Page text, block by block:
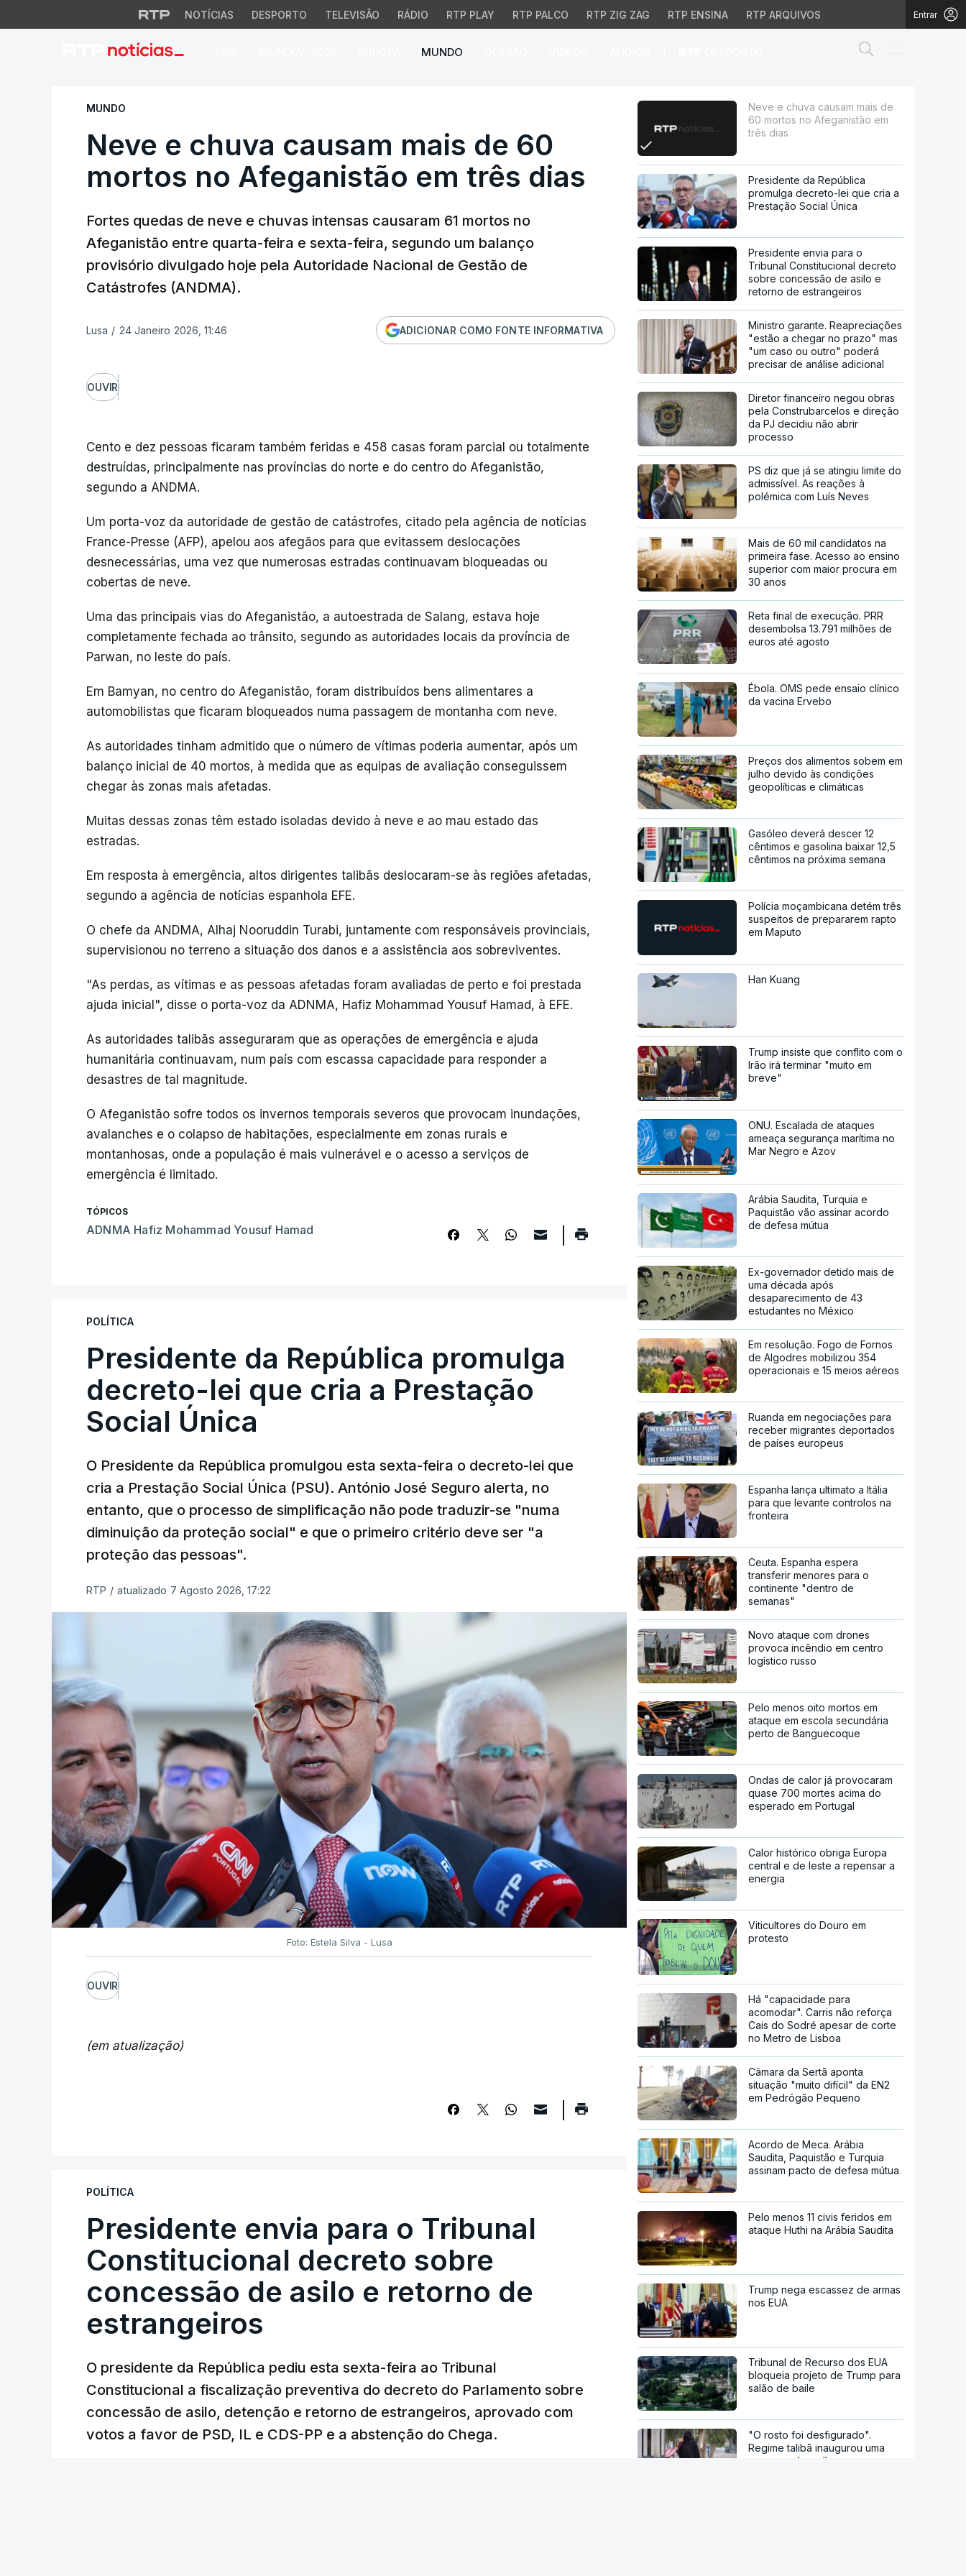
NOTÍCIAS DESPORTO TELEVISÃO RÁDIO RTP PLAY RTP PALCO RTP ZIG ZAG RTP ENSINA RTP ARQUIVOS Entrar
MUNDO
Neve e chuva causam mais de 60 mortos no Afeganistão em três
MUNDO
Neve e chuva causam mais de 60
mortos no Afeganistão em três dias
Fortes quedas de neve e chuvas intensas causaram 61 mortos no
Afeganistão entre quarta-feira e sexta-feira, segundo um balanço
provisório divulgado hoje pela Autoridade Nacional de Gestão de
Catástrofes (ANDMA).
Lusa / 24 Janeiro 2026, 11:46 ADICIONAR COMO FONTE INFORMATIVA
OUVIR
Cento e dez pessoas ficaram também feridas e 458 casas foram parcial ou totalmente
destruídas, principalmente nas províncias do norte e do centro do Afeganistão,
segundo a ANDMA.
Um porta-voz da autoridade de gestão de catástrofes, citado pela agência de notícias
France-Presse (AFP), apelou aos afegãos para que evitassem deslocações
desnecessárias, uma vez que numerosas estradas continuavam bloqueadas ou
cobertas de neve.
Uma das principais vias do Afeganistão, a autoestrada de Salang, estava hoje
completamente fechada ao trânsito, segundo as autoridades locais da província de
Parwan, no leste do país.
Em Bamyan, no centro do Afeganistão, foram distribuídos bens alimentares a
automobilistas que ficaram bloqueados numa passagem de montanha com neve.
As autoridades tinham admitido que o número de vítimas poderia aumentar, após um
balanço inicial de 40 mortos, à medida que as equipas de avaliação conseguissem
chegar às zonas mais afetadas.
Muitas dessas zonas têm estado isoladas devido à neve e ao mau estado das
estradas.
Em resposta à emergência, altos dirigentes talibãs deslocaram-se às regiões afetadas,
segundo a agência de notícias espanhola EFE.
O chefe da ANDMA, Alhaj Nooruddin Turabi, juntamente com responsáveis provinciais,
supervisionou no terreno a situação dos danos e a assistência aos sobreviventes.
"As perdas, as vítimas e as pessoas afetadas foram avaliadas de perto e foi prestada
ajuda inicial", disse o porta-voz da ADNMA, Hafiz Mohammad Yousuf Hamad, à EFE.
As autoridades talibãs asseguraram que as operações de emergência e ajuda
humanitária continuavam, num país com escassa capacidade para responder a
desastres de tal magnitude.
O Afeganistão sofre todos os invernos temporais severos que provocam inundações,
avalanches e o colapso de habitações, especialmente em zonas rurais e
montanhosas, onde a população é mais vulnerável e o acesso a serviços de
emergência é limitado.
TÓPICOS
ADNMA Hafiz Mohammad Yousuf Hamad
POLÍTICA
Presidente da República promulga
decreto-lei que cria a Prestação
Social Única
O Presidente da República promulgou esta sexta-feira o decreto-lei que
cria a Prestação Social Única (PSU). António José Seguro alerta, no
entanto, que o processo de simplificação não pode traduzir-se "numa
diminuição da proteção social" e que o primeiro critério deve ser "a
proteção das pessoas".
RTP / atualizado 7 Agosto 2026, 17:22
Foto: Estela Silva - Lusa
OUVIR
(em atualização)
POLÍTICA
Presidente envia para o Tribunal
Constitucional decreto sobre
concessão de asilo e retorno de
estrangeiros
O presidente da República pediu esta sexta-feira ao Tribunal
Constitucional a fiscalização preventiva do decreto do Parlamento sobre
concessão de asilo, detenção e retorno de estrangeiros, aprovado com
votos a favor de PSD, IL e CDS-PP e a abstenção do Chega.
Neve e chuva causam mais de
60 mortos no Afeganistão em
três dias
Presidente da República
promulga decreto-lei que cria a
Prestação Social Única
Presidente envia para o
Tribunal Constitucional decreto
sobre concessão de asilo e
retorno de estrangeiros
Ministro garante. Reapreciações
"estão a chegar no prazo" mas
"um caso ou outro" poderá
precisar de análise adicional
Diretor financeiro negou obras
pela Construbarcelos e direção
da PJ decidiu não abrir
processo
PS diz que já se atingiu limite do
admissível. As reações à
polémica com Luís Neves
Mais de 60 mil candidatos na
primeira fase. Acesso ao ensino
superior com maior procura em
30 anos
Reta final de execução. PRR
desembolsa 13.791 milhões de
euros até agosto
Ébola. OMS pede ensaio clínico
da vacina Ervebo
Preços dos alimentos sobem em
julho devido às condições
geopolíticas e climáticas
Gasóleo deverá descer 12
cêntimos e gasolina baixar 12,5
cêntimos na próxima semana
Polícia moçambicana detém três
suspeitos de prepararem rapto
em Maputo
Han Kuang
Trump insiste que conflito com o
Irão irá terminar "muito em
breve"
ONU. Escalada de ataques
ameaça segurança marítima no
Mar Negro e Azov
Arábia Saudita, Turquia e
Paquistão vão assinar acordo
de defesa mútua
Ex-governador detido mais de
uma década após
desaparecimento de 43
estudantes no México
Em resolução. Fogo de Fornos
de Algodres mobilizou 354
operacionais e 15 meios aéreos
Ruanda em negociações para
receber migrantes deportados
de países europeus
Espanha lança ultimato a Itália
para que levante controlos na
fronteira
Ceuta. Espanha espera
transferir menores para o
continente "dentro de
semanas"
Novo ataque com drones
provoca incêndio em centro
logístico russo
Pelo menos oito mortos em
ataque em escola secundária
perto de Banguecoque
Ondas de calor já provocaram
quase 700 mortes acima do
esperado em Portugal
Calor histórico obriga Europa
central e de leste a repensar a
energia
Viticultores do Douro em
protesto
Há "capacidade para
acomodar". Carris não reforça
Cais do Sodré apesar de corte
no Metro de Lisboa
Câmara da Sertã aponta
situação "muito difícil" da EN2
em Pedrógão Pequeno
Acordo de Meca. Arábia
Saudita, Paquistão e Turquia
assinam pacto de defesa mútua
Pelo menos 11 civis feridos em
ataque Huthi na Arábia Saudita
Trump nega escassez de armas
nos EUA
Tribunal de Recurso dos EUA
bloqueia projeto de Trump para
salão de baile
"O rosto foi desfigurado".
Regime talibã inaugurou uma
nova era de mulheres